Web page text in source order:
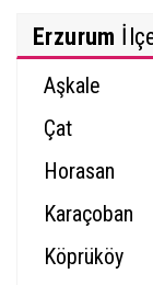
Erzurum
Aşkale
Çat
Horasan
Karaçoban
Köprüköy